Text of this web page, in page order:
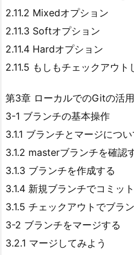
2.11.2 Mixedオプション
2.11.3 Softオプション
2.11.4 Hardオプション
2.11.5 もしもチェックアウト
第3章 ローカルでのGitの活用
3-1 ブランチの基本操作
3.1.1 ブランチとマージについ
3.1.2 masterブランチを確認
3.1.3 ブランチを作成する
3.1.4 新規ブランチでコミッ
3.1.5 チェックアウトでブラ
3-2 ブランチをマージする
3.2.1 マージしてみよう